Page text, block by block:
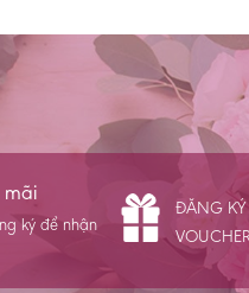
mãi
ký để nhận
ĐĂNG